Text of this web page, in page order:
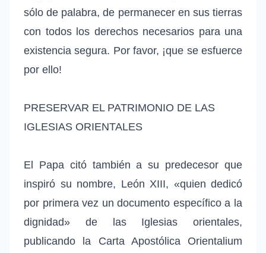
sólo de palabra, de permanecer en sus tierras
con todos los derechos necesarios para una
existencia segura. Por favor, ¡que se esfuerce
por ello!
PRESERVAR EL PATRIMONIO DE LAS
IGLESIAS ORIENTALES
El Papa citó también a su predecesor que
inspiró su nombre, León XIII, «quien dedicó
por primera vez un documento específico a la
dignidad» de las Iglesias orientales,
publicando la Carta Apostólica Orientalium